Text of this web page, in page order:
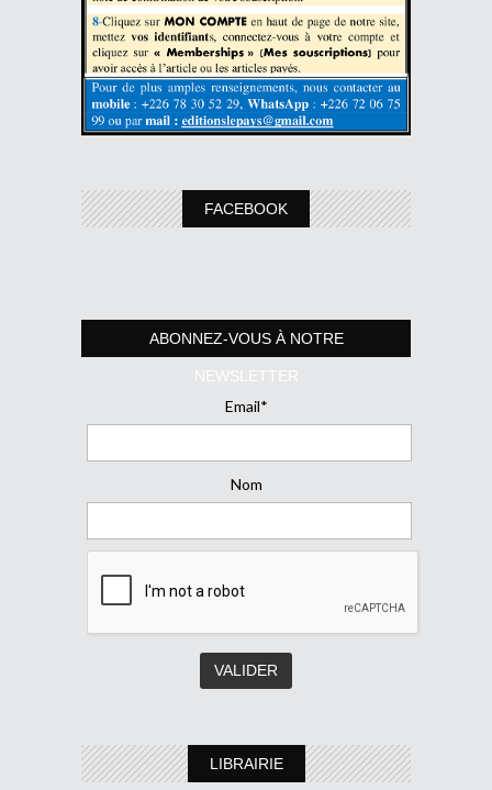
FACEBOOK
ABONNEZ-VOUS À NOTRE
NEWSLETTER
Email*
Nom
LIBRAIRIE